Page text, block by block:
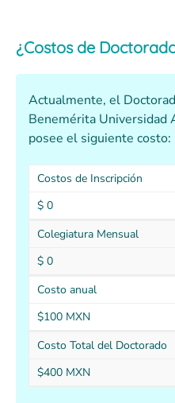
¿Costos de
Actualmente, el
Benemérita Universidad
posee el siguiente costo:
Costos de Inscripción
$ 0
Colegiatura Mensual
$ 0
Costo anual
$100 MXN
Costo Total del Doctorado
$400 MXN